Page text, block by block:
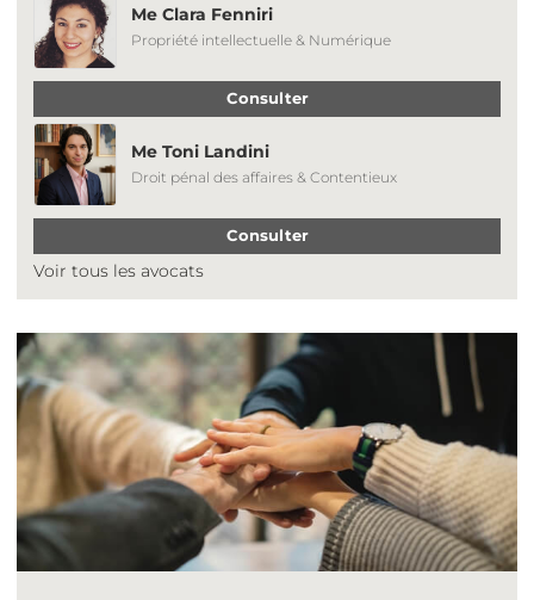
Me Clara Fenniri
Propriété intellectuelle & Numérique
Consulter
Me Toni Landini
Droit pénal des affaires & Contentieux
Consulter
Voir tous les avocats